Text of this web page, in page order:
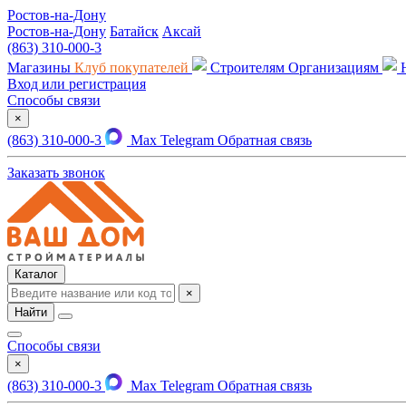
Ростов-на-Дону
Ростов-на-Дону Батайск Аксай
(863) 310-000-3
Магазины Клуб покупателей Строителям Организациям
Вход или регистрация
Способы связи
×
(863) 310-000-3 Max Telegram Обратная связь
Заказать звонок
Каталог
×
Найти
Способы связи
×
(863) 310-000-3 Max Telegram Обратная связь